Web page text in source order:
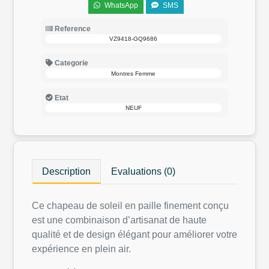
WhatsApp SMS
Reference
VZ9418-GQ9686
Categorie
Montres Femme
Etat
NEUF
Description Evaluations (0)
Ce chapeau de soleil‎ en paille finement conçu
est une combinaison d’artisanat de haute
qualité et de design élégant pour améliorer votre
expérience en plein air.